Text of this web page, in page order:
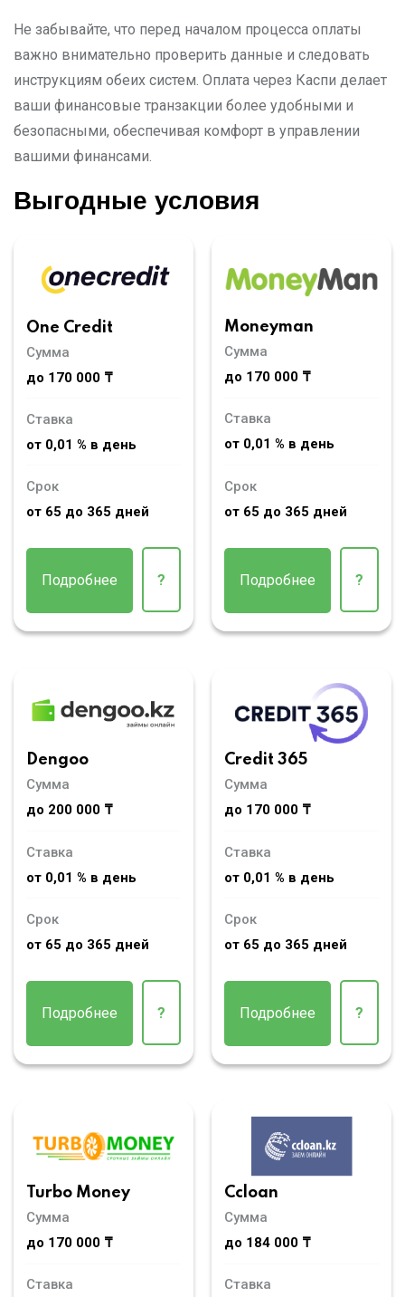
Не забывайте, что перед началом процесса оплаты
важно внимательно проверить данные и следовать
инструкциям обеих систем. Оплата через Каспи делает
ваши финансовые транзакции более удобными и
безопасными, обеспечивая комфорт в управлении
вашими финансами.
Выгодные условия
One Credit
Сумма
до 170 000 ₸
Ставка
от 0,01 % в день
Срок
от 65 до 365 дней
Подробнее ?
Moneyman
Сумма
до 170 000 ₸
Ставка
от 0,01 % в день
Срок
от 65 до 365 дней
Подробнее ?
Dengoo
Сумма
до 200 000 ₸
Ставка
от 0,01 % в день
Срок
от 65 до 365 дней
Подробнее ?
Credit 365
Сумма
до 170 000 ₸
Ставка
от 0,01 % в день
Срок
от 65 до 365 дней
Подробнее ?
Turbo Money
Сумма
до 170 000 ₸
Ставка
Ccloan
Сумма
до 184 000 ₸
Ставка